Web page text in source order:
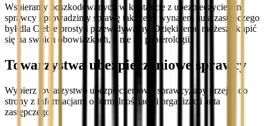
Wspieramy poszkodowanych w kontakcie z ubezpieczycielem
sprawcy i prowadzimy sprawę tak, żeby wynajem auta zastępczego
był dla Ciebie prosty i przewidywalny. Dzięki temu możesz skupić
się na swoich obowiązkach, a nie na papierologii.
Towarzystwa ubezpieczeniowe sprawcy
Wybierz towarzystwo ubezpieczeniowe sprawcy, aby przejść do
strony z informacjami o formalnościach i organizacji auta
zastępczego.